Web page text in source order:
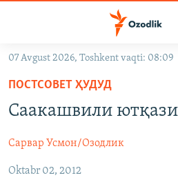
Асосий
навигацияга
ўтинг
ўтинг
07 Avgust 2026, Toshkent vaqti: 08:09
ПОСТСОВЕТ ҲУДУД
Саакашвили
Сарвар Усмон/Озодлик
Oktabr 02, 2012